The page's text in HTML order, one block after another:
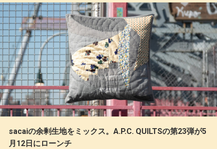
sacaiの余剰生地をミックス。A.P.C. QUILTSの第23弾が5
月12日にローンチ